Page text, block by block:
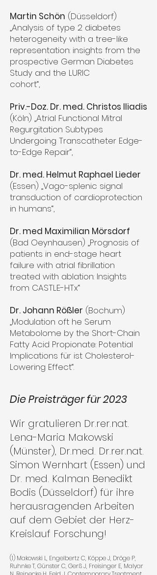
Martin Schön (Düsseldorf)
„Analysis of type 2 diabetes
heterogeneity with a tree-like
representation: insights from the
prospective German Diabetes
Study and the LURIC
cohort“,
Priv.-Doz. Dr. med. Christos Iliadis
(Köln) „Atrial Functional Mitral
Regurgitation Subtypes
Undergoing Transcatheter Edge-
to-Edge Repair“,
Dr. med. Helmut Raphael Lieder
(Essen) „Vago-splenic signal
transduction of cardioprotection
in humans“,
Dr. med Maximilian Mörsdorf
(Bad Oeynhausen) „Prognosis of
patients in end-stage heart
failure with atrial fibrillation
treated with ablation: Insights
from CASTLE-HTx“
Dr. Johann Rößler (Bochum)
„Modulation oft he Serum
Metabolome by the Short-Chain
Fatty Acid Propionate: Potential
Implications für ist Cholesterol-
Lowering Effect“.
Die Preisträger für 2023
Wir gratulieren Dr.rer.nat.
Lena-Maria Makowski
(Münster), Dr.med. Dr.rer.nat.
Simon Wernhart (Essen) und
Dr. med. Kalman Benedikt
Bodis (Düsseldorf) für ihre
herausragenden Arbeiten
auf dem Gebiet der Herz-
Kreislauf Forschung!
(1) Makowski L, Engelbertz C, Köppe J, Dröge P,
Ruhnke T, Günster C, Gerß J, Freisinger E, Malyar